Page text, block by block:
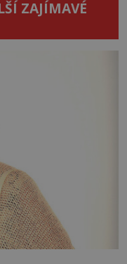
ZAJÍMAVÉ